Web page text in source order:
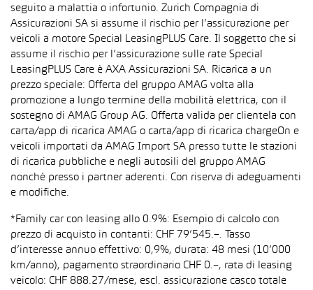
seguito a malattia o infortunio. Zurich Compagnia di
Assicurazioni SA si assume il rischio per l’assicurazione per
veicoli a motore Special LeasingPLUS Care. Il soggetto che si
assume il rischio per l’assicurazione sulle rate Special
LeasingPLUS Care è AXA Assicurazioni SA. Ricarica a un
prezzo speciale: Offerta del gruppo AMAG volta alla
promozione a lungo termine della mobilità elettrica, con il
sostegno di AMAG Group AG. Offerta valida per clientela con
carta/app di ricarica AMAG o carta/app di ricarica chargeOn e
veicoli importati da AMAG Import SA presso tutte le stazioni
di ricarica pubbliche e negli autosili del gruppo AMAG
nonché presso i partner aderenti. Con riserva di adeguamenti
e modifiche.
*Family car con leasing allo 0.9%: Esempio di calcolo con
prezzo di acquisto in contanti: CHF 79’545.–. Tasso
d’interesse annuo effettivo: 0,9%, durata: 48 mesi (10’000
km/anno), pagamento straordinario CHF 0.–, rata di leasing
veicolo: CHF 888.27/mese, escl. assicurazione casco totale